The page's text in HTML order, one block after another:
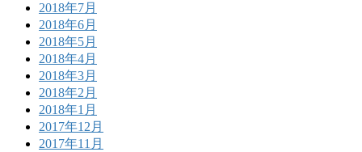
2018年7月
2018年6月
2018年5月
2018年4月
2018年3月
2018年2月
2018年1月
2017年12月
2017年11月